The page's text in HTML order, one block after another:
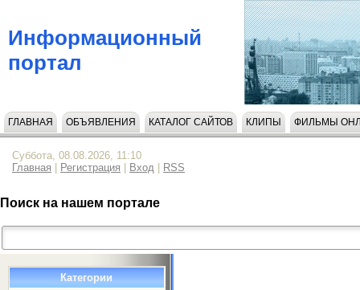
Информационный
портал
ГЛАВНАЯ ОБЪЯВЛЕНИЯ КАТАЛОГ САЙТОВ КЛИПЫ ФИЛЬМЫ
Суббота, 08.08.2026, 11:10
Главная
Регистрация Вход RSS
Поиск на нашем портале
Категории